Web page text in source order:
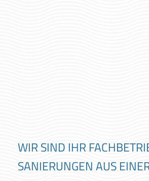
WIR SIND IHR
SANIERUNGEN AUS